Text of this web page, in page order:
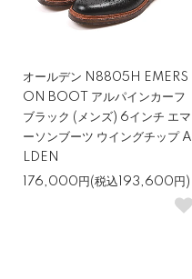
オールデン N8805H EMERS
ON BOOT アルパインカーフ
ブラック (メンズ) 6インチ エマ
ーソンブーツ ウイングチップ A
LDEN
176,000円(税込193,600円)